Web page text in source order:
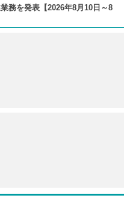
務を発表【2026年8月10日～8